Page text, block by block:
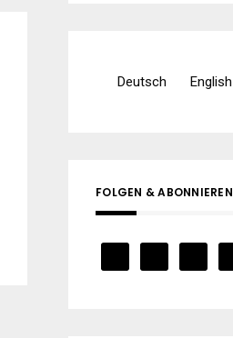
Deutsch English
FOLGEN & ABONNIEREN